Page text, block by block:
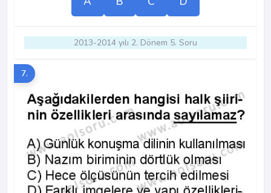
2013-2014 yılı 2. Dönem 5. Soru
7.